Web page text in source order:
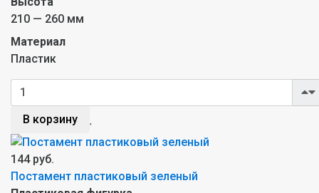
210 — 260 мм
Материал
Пластик
В корзину
144 руб.
Постамент пластиковый зеленый